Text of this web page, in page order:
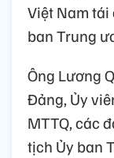
Việt Nam
ban Trung
Ông Lương
Đảng, Ủy
MTTQ, các
tịch Ủy ban